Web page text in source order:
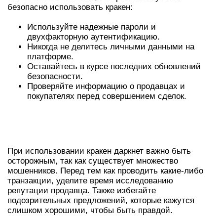
безопасно использовать кракен:
Используйте надежные пароли и
двухфакторную аутентификацию.
Никогда не делитесь личными данными на
платформе.
Оставайтесь в курсе последних обновлений
безопасности.
Проверяйте информацию о продавцах и
покупателях перед совершением сделок.
При использовании кракен даркнет важно быть
осторожным, так как существует множество
мошенников. Перед тем как проводить какие-либо
транзакции, уделите время исследованию
репутации продавца. Также избегайте
подозрительных предложений, которые кажутся
слишком хорошими, чтобы быть правдой.